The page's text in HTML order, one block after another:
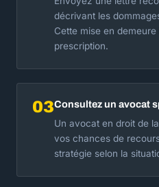
décrivant les
Cette mise en
prescription.
03Consultez un avocat
Un avocat en droit de
vos chances de
stratégie selon la